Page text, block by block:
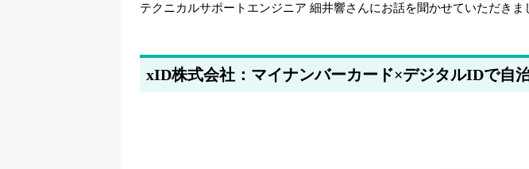
テクニカルサポートエンジニア 細井響さんにお話を聞かせていただきま
xID株式会社：マイナンバーカード×デジタルIDで自